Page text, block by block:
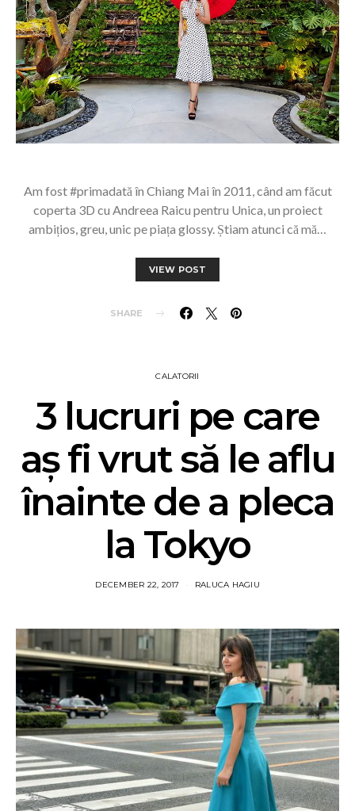
Am fost #primadată în Chiang Mai în 2011, când am făcut
coperta 3D cu Andreea Raicu pentru Unica, un proiect
ambițios, greu, unic pe piața glossy. Știam atunci că mă…
VIEW POST
SHARE
CALATORII
3 lucruri pe care
aș fi vrut să le aflu
înainte de a pleca
la Tokyo
DECEMBER 22, 2017 RALUCA HAGIU